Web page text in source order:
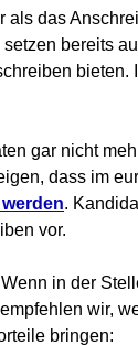
als das
bereits
bieten.
gar nicht
dass im
.
vor.
in der
wir,
bringen: